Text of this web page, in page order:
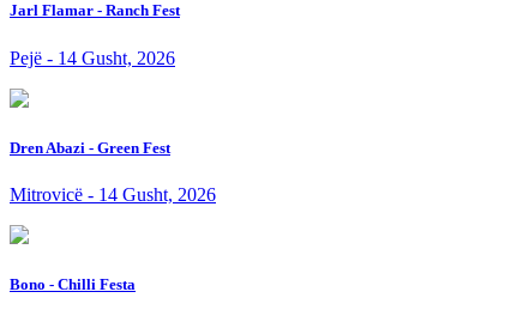
Jarl Flamar - Ranch Fest
Pejë - 14 Gusht, 2026
Dren Abazi - Green Fest
Mitrovicë - 14 Gusht, 2026
Bono - Chilli Festa